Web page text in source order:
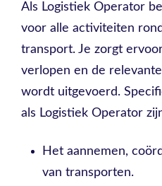
Als Logistiek Operator
voor alle activiteiten
transport. Je zorgt
verlopen en de
wordt uitgevoerd.
als Logistiek Operator
Het aannemen,
van transporten.